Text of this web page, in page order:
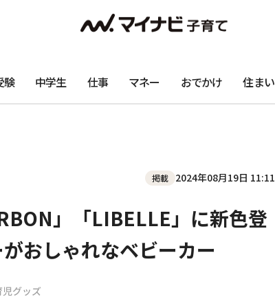
験 中学生 仕事 マネー おでかけ 住まい
掲載 2024年08月19日 11:11
」「LIBELLE」に新色登
おしゃれなベビーカー
グッズ